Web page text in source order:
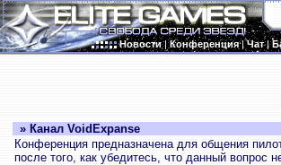
Новости|Конференция|Чат|
» Канал VoidExpanse
Конференция предназначена для общения
после того, как убедитесь, что данный вопрос